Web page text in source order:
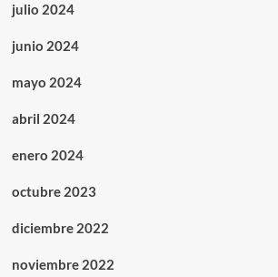
julio 2024
junio 2024
mayo 2024
abril 2024
enero 2024
octubre 2023
diciembre 2022
noviembre 2022